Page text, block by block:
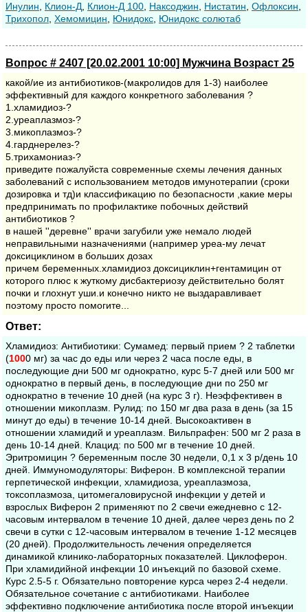
Инулин
Клион-Д Клион-Д 100 Наксоджин Нистатин Офлоксин
Трихопол Хемомицин Юнидокс Юнидокс солютаб
Вопрос # 2407 [20.02.2001 10:00] Мужчина Возраст 25
какой/ие из антибиотиков-(макролидов для 1-3) наиболее
эффективный для каждого конкретного заболевания ?
1.хламидиоз-?
2.уреаплазмоз-?
3.микоплазмоз-?
4.гарднерелез-?
5.трихамониаз-?
приведите пожалуйста современные схемы лечения данных
заболеваний с использованием методов имунотерапии (сроки
дозировка и тд)и классификацию по безопасности ,какие меры
предпринимать по профилактике побочных действий
антибиотиков ?
в нашей ''деревне'' врачи загубили уже немало людей
неправильными назначениями (например уреа-му лечат
доксициклином в больших дозах
причем беременных.хламидиоз доксициклин+гентамицин от
которого плюс к жуткому дисбактериозу действительно болят
почки и глохнут уши.и конечно никто не выздаравливает
поэтому просто помогите...
Ответ:
Хламидиоз: Антибиотики: Сумамед: первый прием ? 2 таблетки
(1000 мг) за час до еды или через 2 часа после еды, в
последующие дни 500 мг однократно, курс 5-7 дней или 500 мг
однократно в первый день, в последующие дни по 250 мг
однократно в течение 10 дней (на курс 3 г). Неэффективен в
отношении микоплазм. Рулид: по 150 мг два раза в день (за 15
минут до еды) в течение 10-14 дней. Высокоактивен в
отношении хламидий и уреаплазм. Вильпрафен: 500 мг 2 раза в
день 10-14 дней. Клацид: по 500 мг в течение 10 дней.
Эритромицин ? беременным после 30 недели, 0,1 х 3 р/день 10
дней. Иммуномодуляторы: Виферон. В комплексной терапии
герпетической инфекции, хламидиоза, уреаплазмоза,
токсоплазмоза, цитомегаловирусной инфекции у детей и
взрослых Виферон 2 применяют по 2 свечи ежедневно с 12-
часовым интервалом в течение 10 дней, далее через день по 2
свечи в сутки с 12-часовым интервалом в течение 1-12 месяцев
(20 дней). Продолжительность лечения определяется
динамикой клинико-лабораторных показателей. Циклоферон.
При хламидийной инфекции 10 инъекций по базовой схеме.
Курс 2.5-5 г. Обязательно повторение курса через 2-4 недели.
Обязательное сочетание с антибиотиками. Наиболее
эффективно подключение антибиотика после второй инъекции